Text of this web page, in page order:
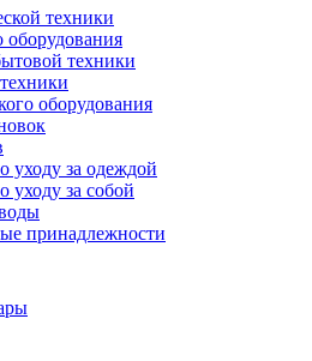
струйные
матричные
принтеры
для печати наклеек
аппараты
техники
оборудования
техники
оборудования
уходу за одеждой
уходу за собой
принадлежности